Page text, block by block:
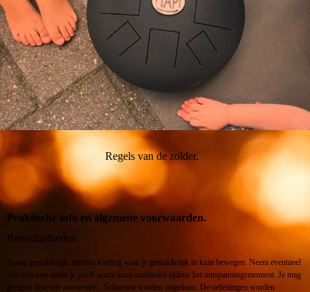
Regels van de zolder.
Praktische info en algemene voorwaarden.
Benodigdheden.
Draag gemakkelijk zittende kleding waar je gemakkelijk in kunt bewegen. Neem eventueel
een vest mee zodat je jezelf warm kunt aankleden tijdens het ontspanningsmoment. Je mag
je eigen dekentje meenemen. Schoenen worden uitgedaan. De oefeningen worden